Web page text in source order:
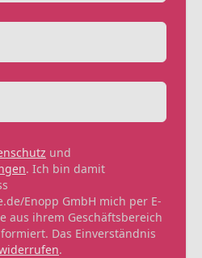
und
. Ich bin damit
Enopp GmbH mich per E-
aus ihrem Geschäftsbereich
Das Einverständnis
.